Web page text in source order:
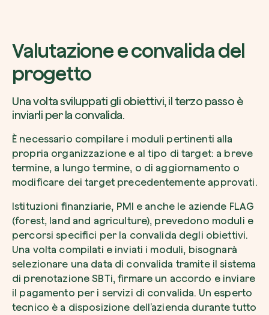
Valutazione e convalida del
progetto
Una volta sviluppati gli obiettivi, il terzo passo è
inviarli per la convalida.
È necessario compilare i moduli pertinenti alla
propria organizzazione e al tipo di target: a breve
termine, a lungo termine, o di aggiornamento o
modificare dei target precedentemente approvati.
Istituzioni finanziarie, PMI e anche le aziende FLAG
(forest, land and agriculture), prevedono moduli e
percorsi specifici per la convalida degli obiettivi.
Una volta compilati e inviati i moduli, bisognarà
selezionare una data di convalida tramite il sistema
di prenotazione SBTi, firmare un accordo e inviare
il pagamento per i servizi di convalida. Un esperto
tecnico è a disposizione dell’azienda durante tutto